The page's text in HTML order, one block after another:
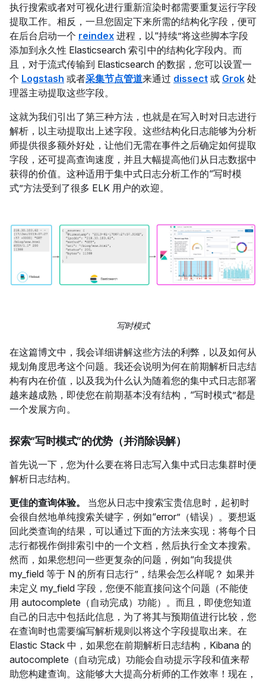
执行搜索或者对可视化进行重新渲染时都需要重复运行字段
提取工作。相反，一旦您固定下来所需的结构化字段，便可
在后台启动一个 reindex 进程，以“持续”将这些脚本字段
添加到永久性 Elasticsearch 索引中的结构化字段内。而
且，对于流式传输到 Elasticsearch 的数据，您可以设置一
个 Logstash 或者采集节点管道来通过 dissect 或 Grok 处
理器主动提取这些字段。
这就为我们引出了第三种方法，也就是在写入时对日志进行
解析，以主动提取出上述字段。这些结构化日志能够为分析
师提供很多额外好处，让他们无需在事件之后确定如何提取
字段，还可提高查询速度，并且大幅提高他们从日志数据中
获得的价值。这种适用于集中式日志分析工作的“写时模
式”方法受到了很多 ELK 用户的欢迎。
写时模式
在这篇博文中，我会详细讲解这些方法的利弊，以及如何从
规划角度思考这个问题。我还会说明为何在前期解析日志结
构有内在价值，以及我为什么认为随着您的集中式日志部署
越来越成熟，即使您在前期基本没有结构，“写时模式”都是
一个发展方向。
探索“写时模式”的优势（并消除误解）
首先说一下，您为什么要在将日志写入集中式日志集群时便
解析日志结构。
更佳的查询体验。
当您从日志中搜索宝贵信息时，起初时
会很自然地单纯搜索关键字，例如“error”（错误）。要想返
回此类查询的结果，可以通过下面的方法来实现：将每个日
志行都视作倒排索引中的一个文档，然后执行全文本搜索。
然而，如果您想问一些更复杂的问题，例如“向我提供
my_field 等于 N 的所有日志行”，结果会怎么样呢？ 如果并
未定义 my_field 字段，您便不能直接问这个问题（不能使
用 autocomplete（自动完成）功能）。而且，即使您知道
自己的日志中包括此信息，为了将其与预期值进行比较，您
在查询时也需要编写解析规则以将这个字段提取出来。在
Elastic Stack 中，如果您在前期解析日志结构，Kibana 的
autocomplete（自动完成）功能会自动提示字段和值来帮
助您构建查询。这能够大大提高分析师的工作效率！现在，